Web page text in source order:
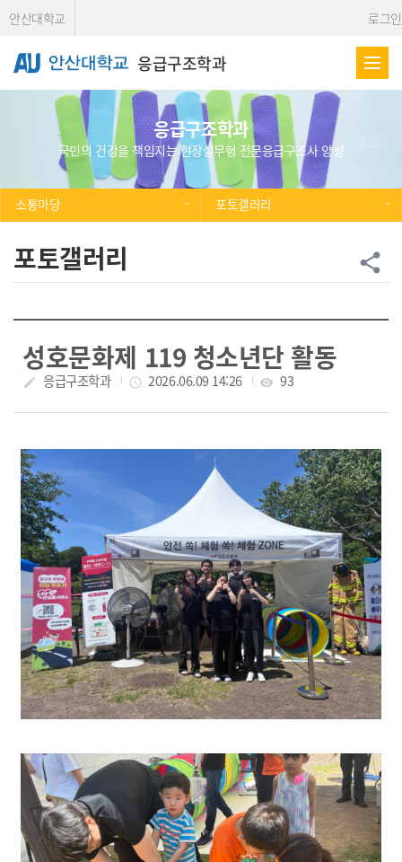
Skip Menu
안산대학교 로그인
응급구조학과
응급구조학과
국민의 건강을 책임지는 현장실무형 전문응급구조사 양성
소통마당 포토갤러리
포토갤러리 공
share
성호문화제 119 청소년단 활동
작성자
create 응급구조학과 작성일
access_time 2026.06.09 14:26 조회수
visibility 93